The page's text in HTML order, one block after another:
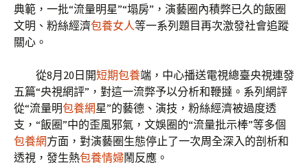
典範，一批“流量明星”“塌房”，演藝圈內積弊已久的飯圈
文明、粉絲經濟包養女人等一系列題目再次激發社會追蹤
關心。
從8月20日開短期包養端，中心播送電視總臺央視連發
五篇“央視網評”，對這一流弊予以分析和鞭撻。系列網評
從“流量明包養網星”的藝德、演技，粉絲經濟被過度透
支，“飯圈”中的歪風邪氣，文娛圈的“流量批示棒”等多個
包養網方面，對演藝圈生態停止了一次周全深入的剖析和
透視，發生熱包養情婦鬧反應。